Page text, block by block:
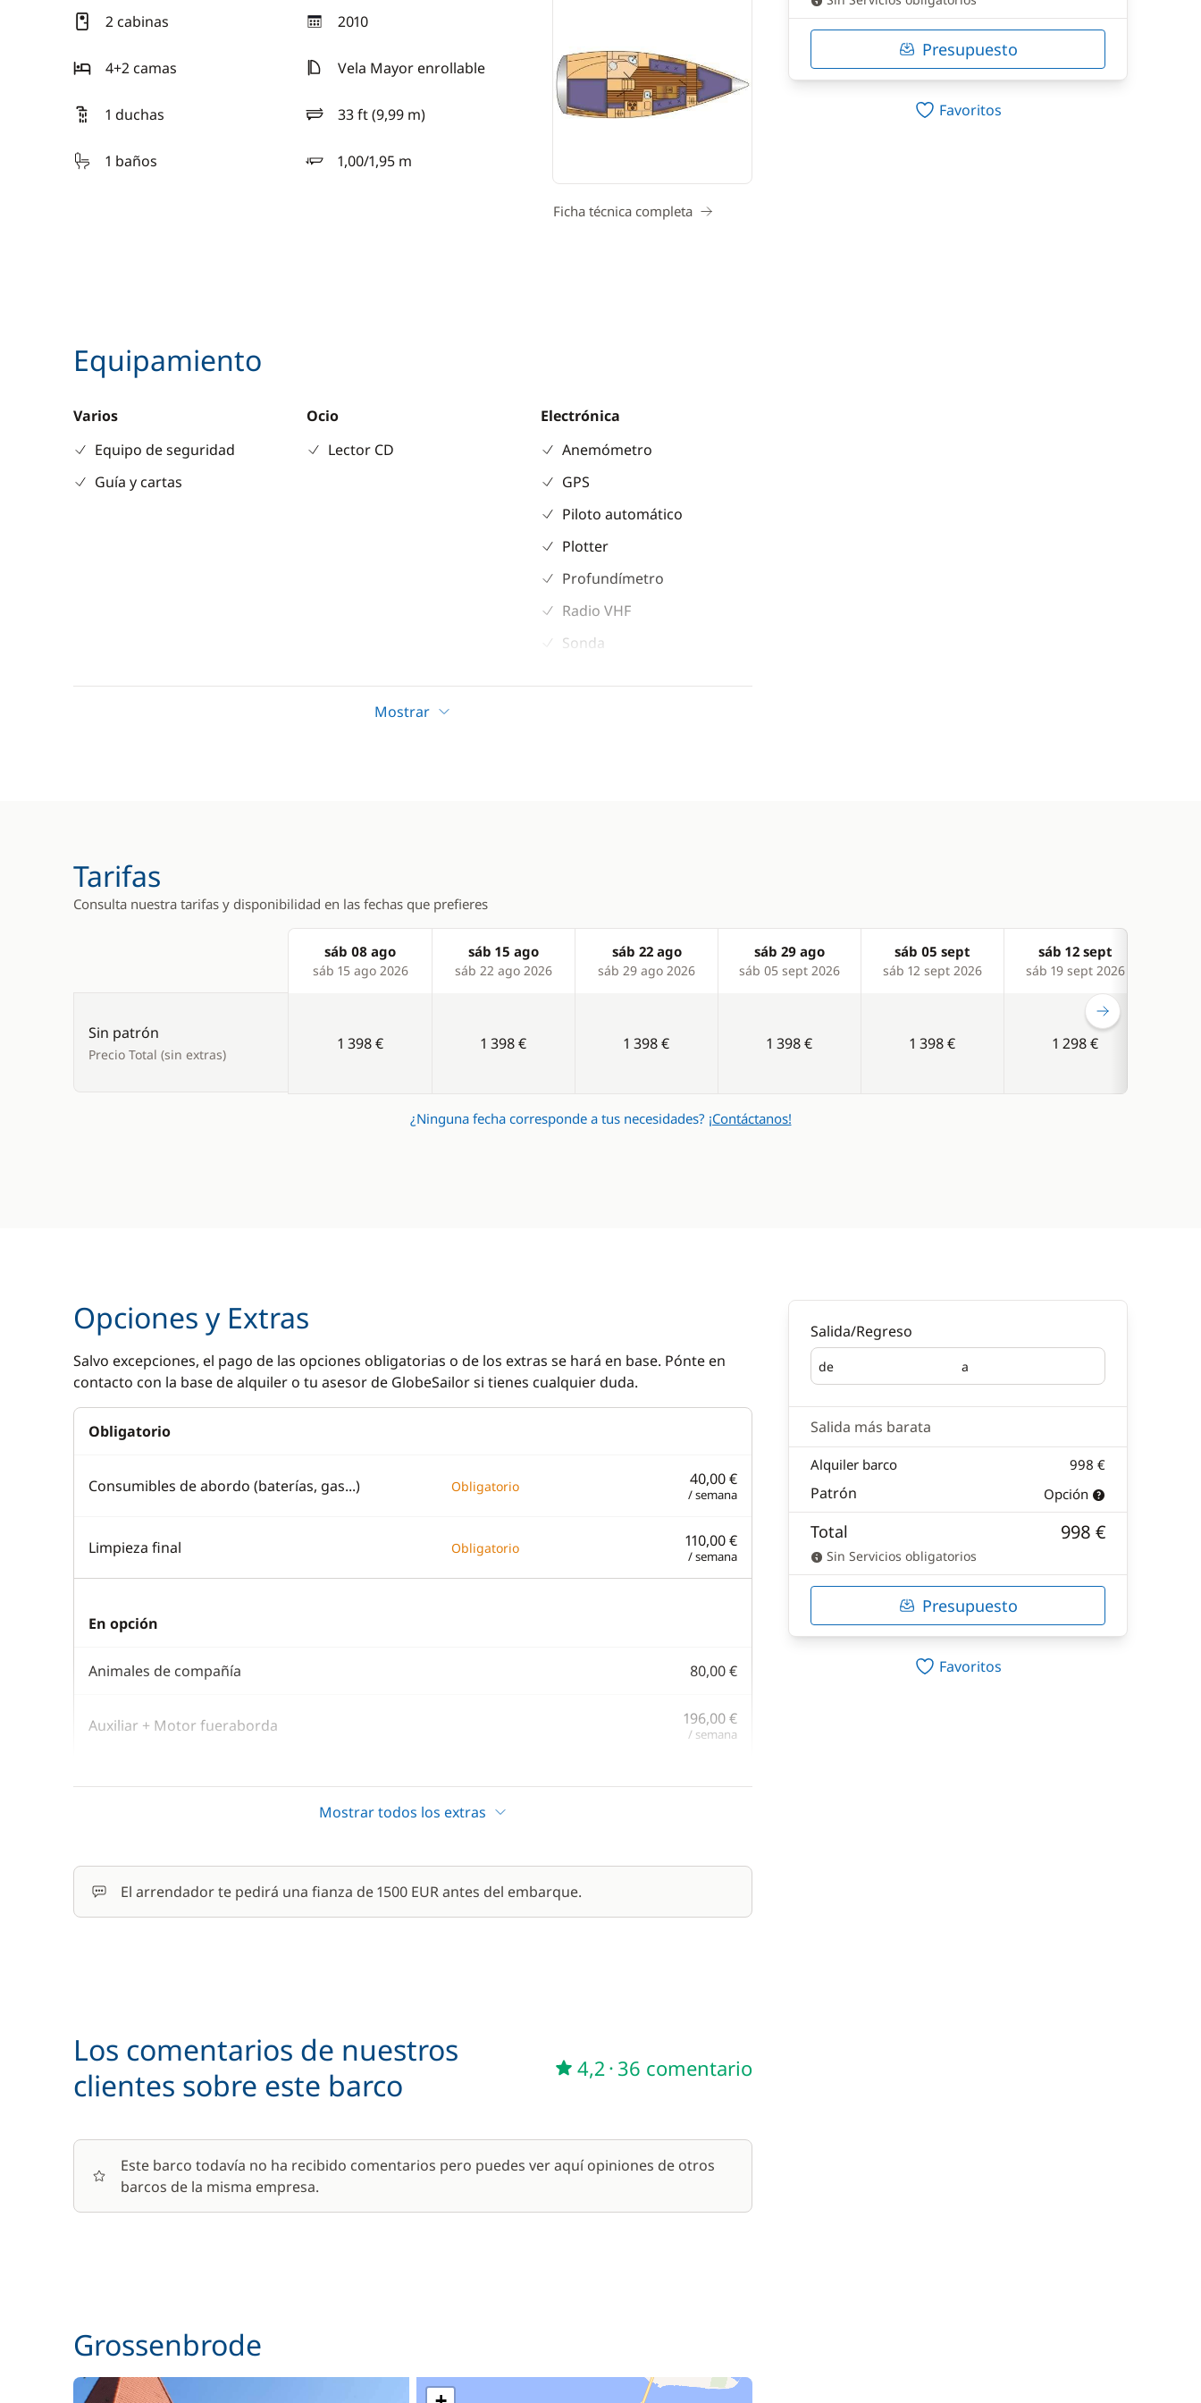
2 cabinas 2010
año
4+2 camas
Vela Mayor enrollable
1 duchas 33 ft (9,99 m)
eslora
1 baños
1,00/1,95 m
calado
Ficha técnica completa
Equipamiento
Varios
Equipo de seguridad
Guía y cartas
Ocio
Lector CD
Electrónica
Anemómetro
GPS
Piloto automático
Plotter
Profundímetro
Radio VHF
Sonda
ComodidadMostrar
Presupuesto
Favoritos
Tarifas
Consulta nuestra tarifas y disponibilidad en las fechas que prefieres
Products
sáb 08 ago
sáb 15 ago 2026
sáb 15 ago
sáb 22 ago 2026
sáb 22 ago
sáb 29 ago 2026
sáb 29 ago
sáb 05 sept 2026
sáb 05 sept
sáb 12 sept 2026
sáb 12 sept
sáb 19 sept 2026
Sin patrón
Precio Total (sin extras)
1 398 € 1 398 € 1 398 € 1 398 € 1 398 € 1 298 €
¿Ninguna fecha corresponde a tus necesidades? ¡Contáctanos!
Opciones y Extras
Salvo excepciones, el pago de las opciones obligatorias o de los extras se hará en base. Pónte en
contacto con la base de alquiler o tu asesor de GlobeSailor si tienes cualquier duda.
Obligatorio
Consumibles de abordo (baterías, gas...) Obligatorio 40,00 €
/ semana
Limpieza final Obligatorio 110,00 €
/ semana
En opción
Animales de compañía 80,00 €
Auxiliar + Motor fueraborda 196,00 €
/ semana
Embarcación auxiliar
Patrón (comidas no incluidas)
Seguro de Franquicia
Mostrar todos los extras
El arrendador te pedirá una fianza de 1500 EUR antes del embarque.
Los comentarios de nuestros
clientes sobre este barco
4,2· 36 comentario
Este barco todavía no ha recibido comentarios pero puedes ver aquí opiniones de otros
barcos de la misma empresa.
Grossenbrode
Salida/Regreso
de
Salida a
Regreso
Salida más barata
Alquiler barco 998 €
Patrón Opción
Total 998 €
Sin Servicios obligatorios
Presupuesto
Favoritos